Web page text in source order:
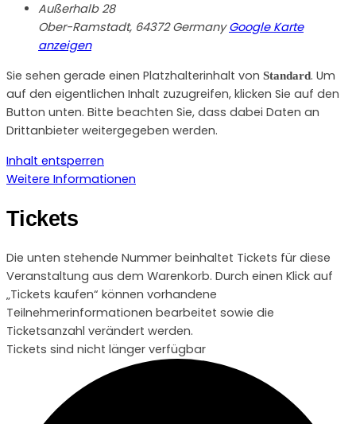
Außerhalb 28
Ober-Ramstadt, 64372 Germany Google Karte
anzeigen
Sie sehen gerade einen Platzhalterinhalt von Standard. Um
auf den eigentlichen Inhalt zuzugreifen, klicken Sie auf den
Button unten. Bitte beachten Sie, dass dabei Daten an
Drittanbieter weitergegeben werden.
Inhalt entsperren
Weitere Informationen
Tickets
Die unten stehende Nummer beinhaltet Tickets für diese
Veranstaltung aus dem Warenkorb. Durch einen Klick auf
„Tickets kaufen“ können vorhandene
Teilnehmerinformationen bearbeitet sowie die
Ticketsanzahl verändert werden.
Tickets sind nicht länger verfügbar